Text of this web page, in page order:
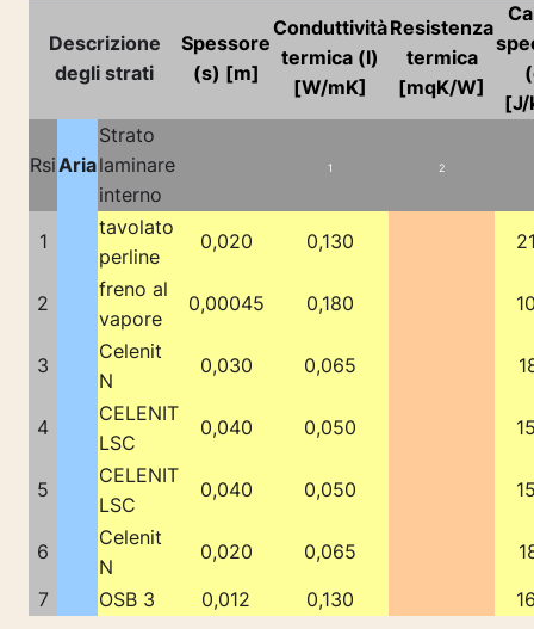
Descrizione
degli strati
Spessore
(s) [m]
Conduttività
termica (l)
[W/mK]
Resistenza
termica
[mqK/W]
[J/
RsiAria
Strato
laminare
interno
1 2
1
tavolato
perline
0,020 0,130
2
freno al
vapore
0,00045 0,180
3
Celenit
N
0,030 0,065
4
CELENIT
LSC
0,040 0,050
5
CELENIT
LSC
0,040 0,050
6
Celenit
N
0,020 0,065
7
OSB 3 0,012 0,130